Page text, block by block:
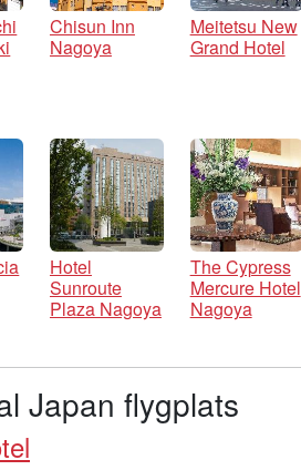
Chisun Inn
Nagoya
Meitetsu New
Grand Hotel
Hotel
Sunroute
Plaza Nagoya
The Cypress
Mercure Hotel
Nagoya
Japan flygplats